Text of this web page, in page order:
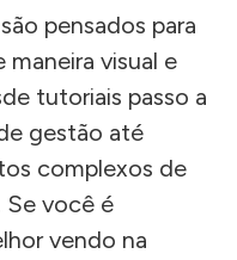
pensados para
visual e
tutoriais passo a
gestão até
complexos de
Se você é
vendo na